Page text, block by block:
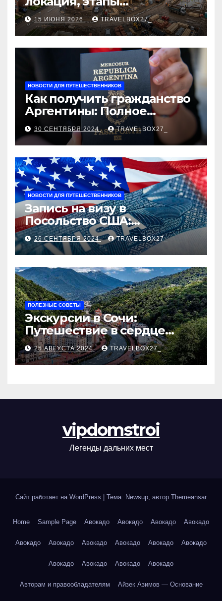
строительства, проверка
застройщика, сценарии
оформления сделки и
рыночные ориентиры
15 ИЮНЯ 2026 TRAVELBOX27_
НОВОСТИ ДЛЯ ПУТЕШЕСТВЕННИКОВ
Как получить гражданство
Аргентины: Полное
руководство
30 СЕНТЯБРЯ 2024 TRAVELBOX27_
НОВОСТИ ДЛЯ ПУТЕШЕСТВЕННИКОВ
Запись на визу в
Посольство США:
Пошаговое руководство
26 СЕНТЯБРЯ 2024 TRAVELBOX27_
ПОЛЕЗНЫЕ СОВЕТЫ
Экскурсии в Сочи:
Путешествие в сердце
Черноморского курорта
25 АВГУСТА 2024 TRAVELBOX27_
vipdomstroi
Легенды дальних мест
Сайт работает на WordPress Тема: Newsup, автор Themeansar
Home Sample Page Авокадо Авокадо Авокадо Авокадо
Авокадо Авокадо Авокадо Авокадо Авокадо Авокадо
Авокадо Авокадо Авокадо Авокадо
Авторам и правообладателям Айзек Азимов — Основание